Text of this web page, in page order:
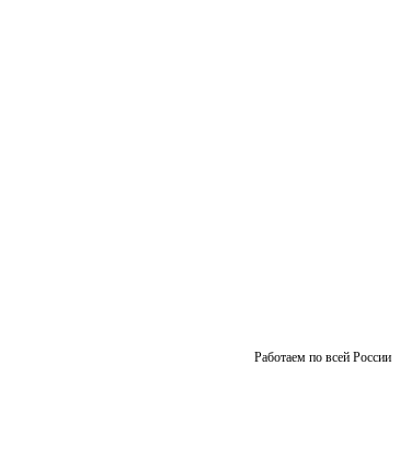
Работаем по всей России